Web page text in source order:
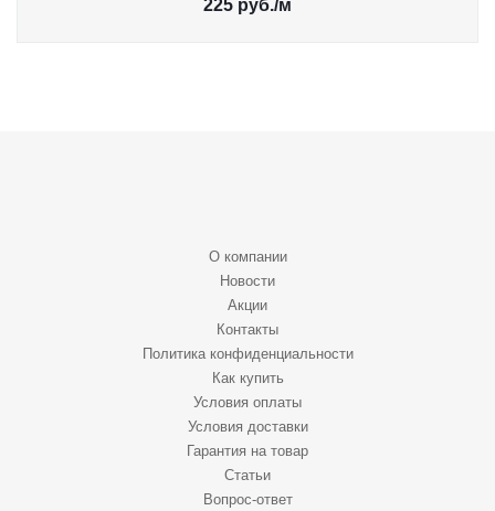
225 руб./м
О компании
Новости
Акции
Контакты
Политика конфиденциальности
Как купить
Условия оплаты
Условия доставки
Гарантия на товар
Статьи
Вопрос-ответ